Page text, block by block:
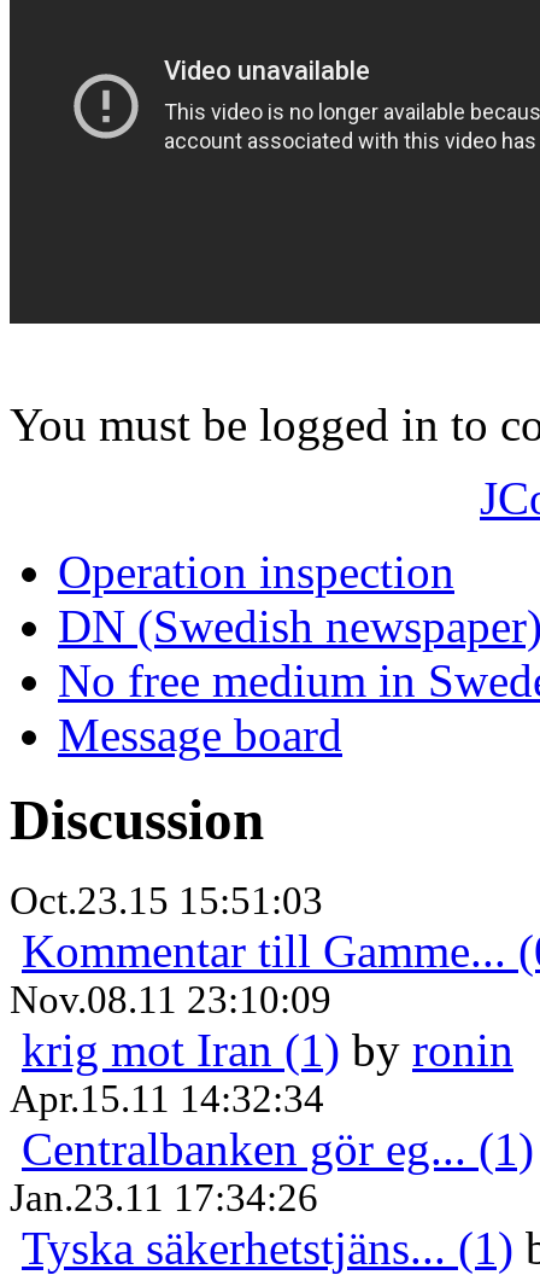
You must be logged in to
Operation inspection
DN (Swedish
No free medium in
Message board
Discussion
Oct.23.15 15:51:03
Kommentar till Gamme...
Nov.08.11 23:10:09
krig mot Iran (1) by ronin
Apr.15.11 14:32:34
Centralbanken gör eg... (1)
Jan.23.11 17:34:26
Tyska säkerhetstjäns... (1)